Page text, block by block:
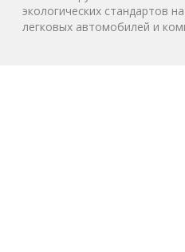
экологических стандартов
легковых автомобилей и